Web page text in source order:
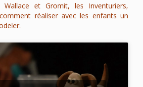
et Gromit, les Inventuriers,
réaliser avec les enfants un